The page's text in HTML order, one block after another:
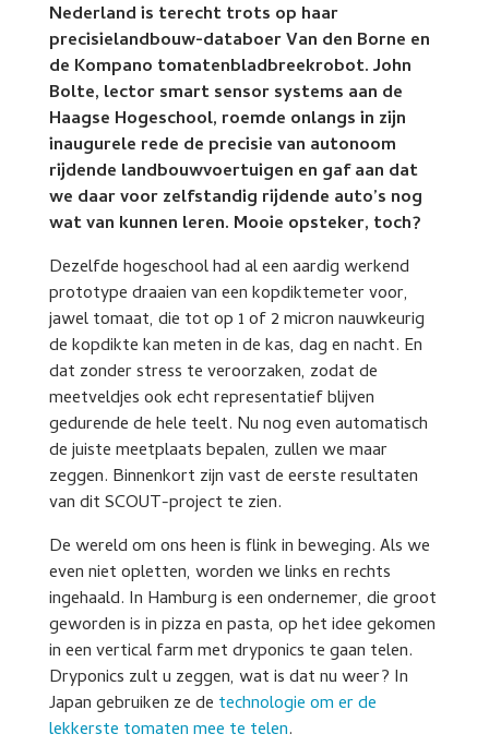
Nederland is terecht trots op haar
precisielandbouw-databoer Van den Borne en
de Kompano tomatenbladbreekrobot. John
Bolte, lector smart sensor systems aan de
Haagse Hogeschool, roemde onlangs in zijn
inaugurele rede de precisie van autonoom
rijdende landbouwvoertuigen en gaf aan dat
we daar voor zelfstandig rijdende auto’s nog
wat van kunnen leren. Mooie opsteker, toch?
Dezelfde hogeschool had al een aardig werkend
prototype draaien van een kopdiktemeter voor,
jawel tomaat, die tot op 1 of 2 micron nauwkeurig
de kopdikte kan meten in de kas, dag en nacht. En
dat zonder stress te veroorzaken, zodat de
meetveldjes ook echt representatief blijven
gedurende de hele teelt. Nu nog even automatisch
de juiste meetplaats bepalen, zullen we maar
zeggen. Binnenkort zijn vast de eerste resultaten
van dit SCOUT-project te zien.
De wereld om ons heen is flink in beweging. Als we
even niet opletten, worden we links en rechts
ingehaald. In Hamburg is een ondernemer, die groot
geworden is in pizza en pasta, op het idee gekomen
in een vertical farm met dryponics te gaan telen.
Dryponics zult u zeggen, wat is dat nu weer? In
Japan gebruiken ze de technologie om er de
lekkerste tomaten mee te telen.